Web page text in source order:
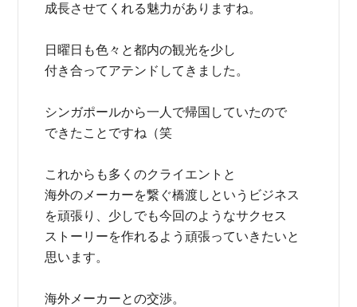
成長させてくれる魅力がありますね。
日曜日も色々と都内の観光を少し
付き合ってアテンドしてきました。
シンガポールから一人で帰国していたので
できたことですね（笑
これからも多くのクライエントと
海外のメーカーを繋ぐ橋渡しというビジネス
を頑張り、少しでも今回のようなサクセス
ストーリーを作れるよう頑張っていきたいと
思います。
海外メーカーとの交渉。